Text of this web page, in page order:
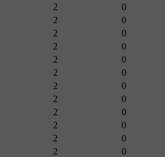
2
0
2
0
2
0
2
0
2
0
2
0
2
0
2
0
2
0
2
0
2
0
2
0